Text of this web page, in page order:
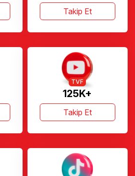
Takip Et
125K+
TVF
Takip Et